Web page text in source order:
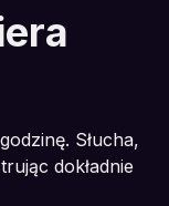
Słucha,
dokładnie